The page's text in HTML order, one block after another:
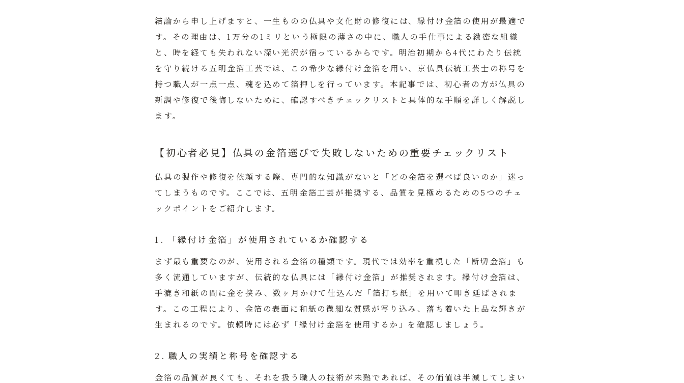
結論から申し上げますと、 一生ものの仏具や文化財の修復には、縁付け金箔の使用が最適で
す。 その理由は、1万分の1ミリという極限の薄さの中に、職人の手仕事による緻密な組織
と、時を経ても失われない深い光沢が宿っているからです。明治初期から4代にわたり伝統
を守り続ける五明金箔工芸では、この希少な縁付け金箔を用い、京仏具伝統工芸士の称号を
持つ職人が一点一点、魂を込めて箔押しを行っています。本記事では、初心者の方が仏具の
新調や修復で後悔しないために、確認すべきチェックリストと具体的な手順を詳しく解説し
ます。
【初心者必見】仏具の金箔選びで失敗しないための重要チェックリスト
仏具の製作や修復を依頼する際、専門的な知識がないと「どの金箔を選べば良いのか」迷っ
てしまうものです。ここでは、五明金箔工芸が推奨する、品質を見極めるための5つのチェ
ックポイントをご紹介します。
1. 「縁付け金箔」が使用されているか確認する
まず最も重要なのが、使用される金箔の種類です。現代では効率を重視した「断切金箔」も
多く流通していますが、伝統的な仏具には「縁付け金箔」が推奨されます。縁付け金箔は、
手漉き和紙の間に金を挟み、数ヶ月かけて仕込んだ「箔打ち紙」を用いて叩き延ばされま
す。この工程により、金箔の表面に和紙の微細な質感が写り込み、落ち着いた上品な輝きが
生まれるのです。依頼時には必ず「縁付け金箔を使用するか」を確認しましょう。
2. 職人の実績と称号を確認する
金箔の品質が良くても、それを扱う職人の技術が未熟であれば、その価値は半減してしまい